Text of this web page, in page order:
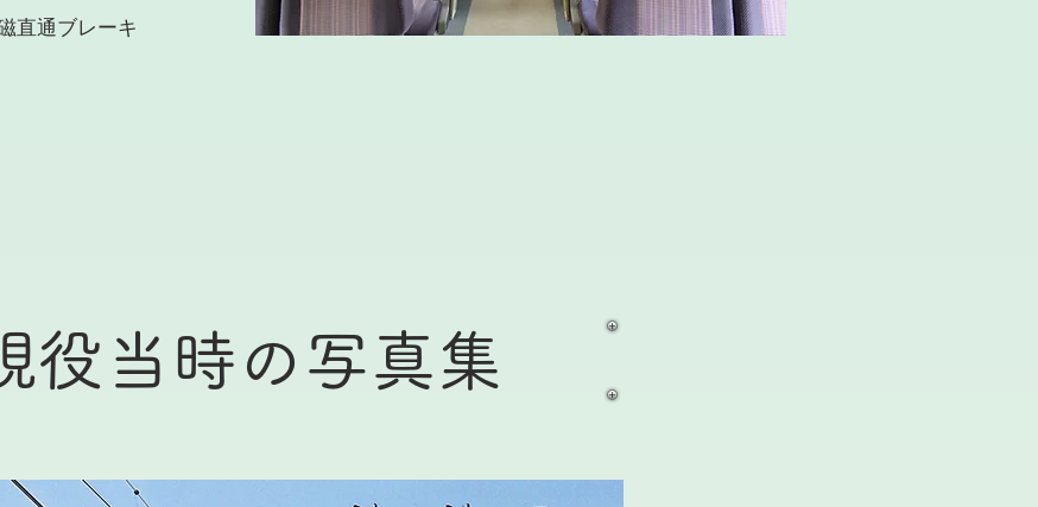
直通ブレーキ
役当時の写真集